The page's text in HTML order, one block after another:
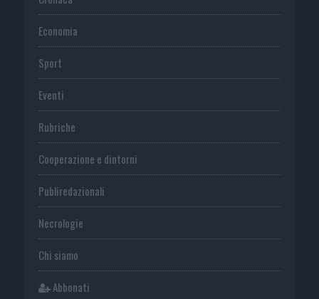
Economia
Sport
Eventi
Rubriche
Cooperazione e dintorni
Publiredazionali
Necrologie
Chi siamo
Abbonati